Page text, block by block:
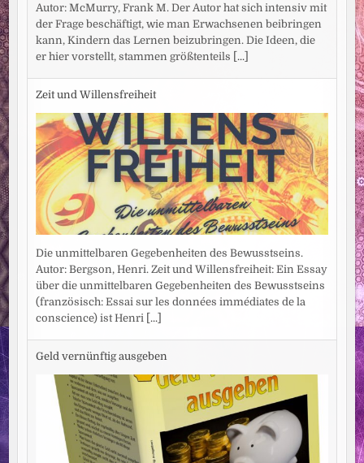
Autor: McMurry, Frank M. Der Autor hat sich intensiv mit
der Frage beschäftigt, wie man Erwachsenen beibringen
kann, Kindern das Lernen beizubringen. Die Ideen, die
er hier vorstellt, stammen größtenteils [...]
Zeit und Willensfreiheit
Die unmittelbaren Gegebenheiten des Bewusstseins.
Autor: Bergson, Henri. Zeit und Willensfreiheit: Ein Essay
über die unmittelbaren Gegebenheiten des Bewusstseins
(französisch: Essai sur les données immédiates de la
conscience) ist Henri [...]
Geld vernünftig ausgeben